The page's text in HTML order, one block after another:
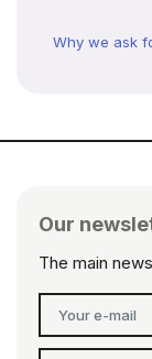
Why we ask
Our
The main